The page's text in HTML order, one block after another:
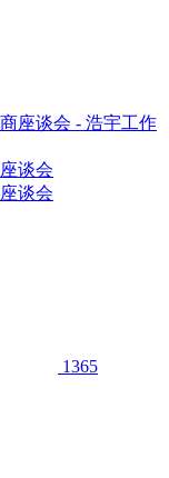
谈会
谈会
1365